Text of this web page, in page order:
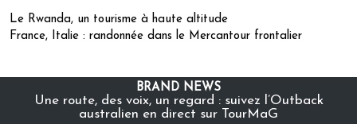
Le Rwanda, un tourisme à haute altitude
France, Italie : randonnée dans le Mercantour frontalier
BRAND NEWS
Une route, des voix, un regard : suivez l’Outback
australien en direct sur TourMaG